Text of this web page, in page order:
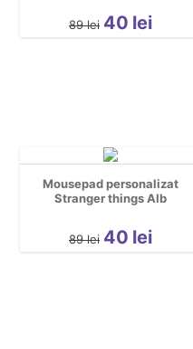
89 lei 40 lei
Mousepad personalizat
Stranger things Alb
89 lei 40 lei